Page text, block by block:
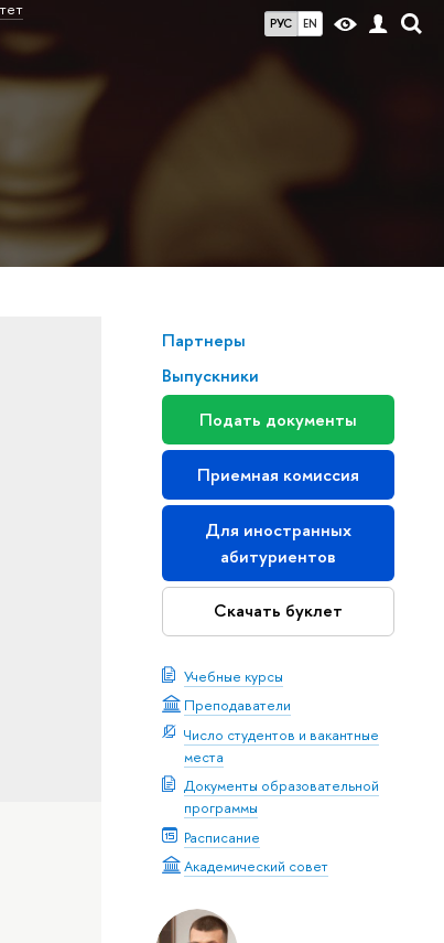
РУС EN
Партнеры
Выпускники
Подать документы
Приемная комиссия
Для иностранных
абитуриентов
Скачать буклет
Учебные курсы
Преподаватели
Число студентов и вакантные
места
Документы образовательной
программы
Расписание
Академический совет